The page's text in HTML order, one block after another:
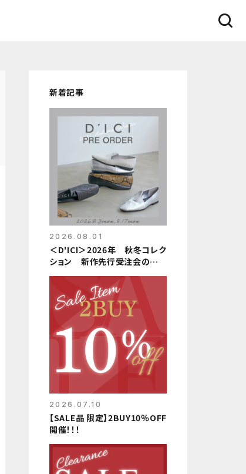
新着記事
2026.08.01
＜D'ICI＞2026年 秋冬コレク
ション 新作先行受注会のお
知らせ
2026.07.10
【SALE品 限定】2BUY10％OFF
開催！！！